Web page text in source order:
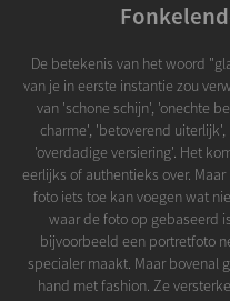
De betekenis van het woord
van je in eerste instantie zou
van 'schone schijn', 'onechte
charme', 'betoverend
'overdadige versiering'. Het
eerlijks of authentieks over.
foto iets toe kan voegen wat
waar de foto op gebaseerd
bijvoorbeeld een portretfoto
specialer maakt. Maar bovenal
hand met fashion. Ze